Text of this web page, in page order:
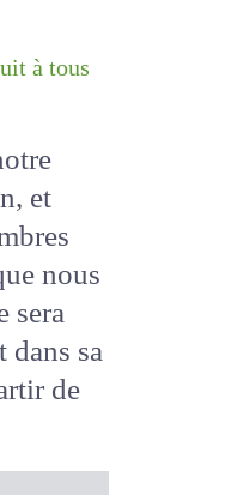
à
et
nous
sera
dans